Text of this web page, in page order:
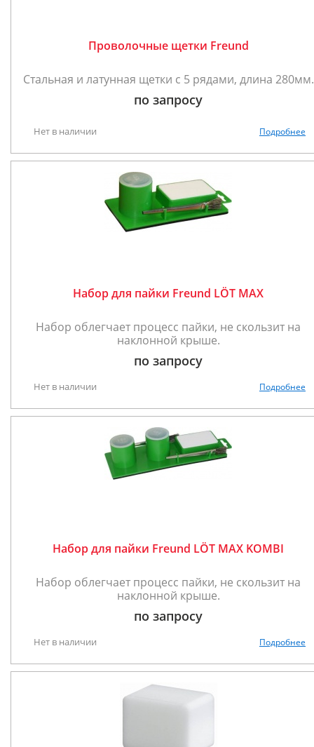
Проволочные щетки Freund
Стальная и латунная щетки с 5 рядами, длина 280мм.
по запросу
Нет в наличии Подробнее
Набор для пайки Freund LÖT MAX
Набор облегчает процесс пайки, не скользит на
наклонной крыше.
по запросу
Нет в наличии Подробнее
Набор для пайки Freund LÖT MAX KOMBI
Набор облегчает процесс пайки, не скользит на
наклонной крыше.
по запросу
Нет в наличии Подробнее